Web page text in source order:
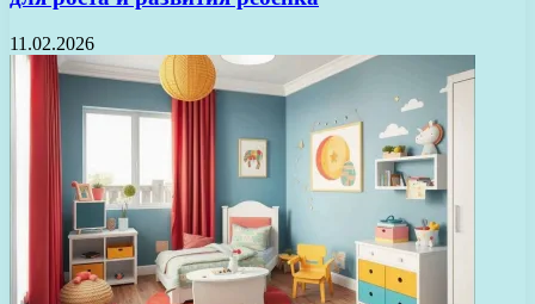
11.02.2026